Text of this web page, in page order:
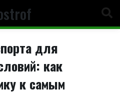
для
как
к самым